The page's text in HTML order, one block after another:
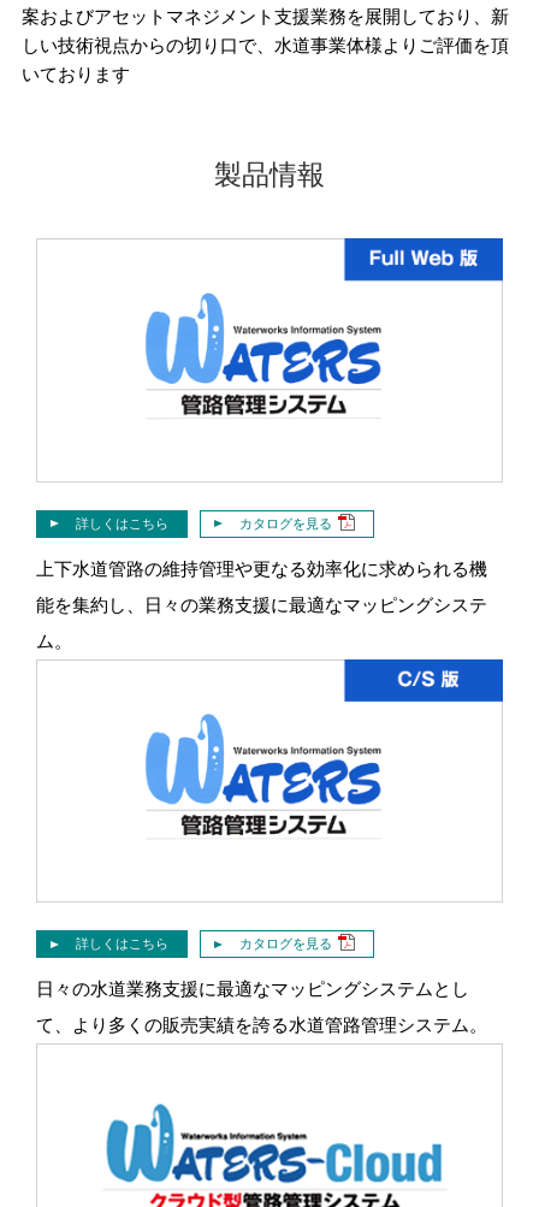
案およびアセットマネジメント支援業務を展開しており、新
しい技術視点からの切り口で、水道事業体様よりご評価を頂
いております
製品情報
詳しくはこちら カタログを見る
上下水道管路の維持管理や更なる効率化に求められる機
能を集約し、日々の業務支援に最適なマッピングシステ
ム。
詳しくはこちら カタログを見る
日々の水道業務支援に最適なマッピングシステムとし
て、より多くの販売実績を誇る水道管路管理システム。